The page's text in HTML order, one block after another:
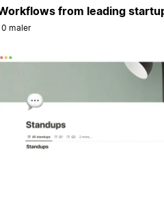
from leading
maler